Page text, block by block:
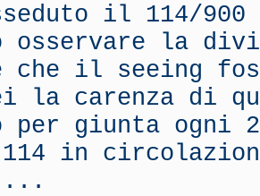
il 114/
osservare la
che il seeing
la carenza di
per giunta ogni
in